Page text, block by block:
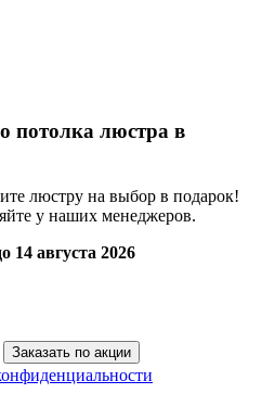
потолка люстра в
люстру на выбор в подарок!
у наших менеджеров.
14 августа 2026
Заказать по акции